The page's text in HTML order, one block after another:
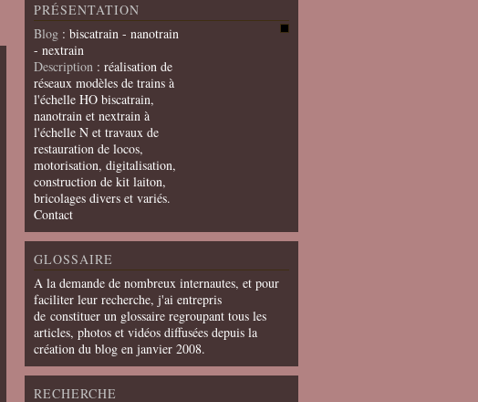
PRÉSENTATION
Blog : biscatrain - nanotrain
- nextrain
Description : réalisation de
réseaux modèles de trains à
l'échelle HO biscatrain,
nanotrain et nextrain à
l'échelle N et travaux de
restauration de locos,
motorisation, digitalisation,
construction de kit laiton,
bricolages divers et variés.
Contact
GLOSSAIRE
A la demande de nombreux internautes, et pour
faciliter leur recherche, j'ai entrepris
de constituer un glossaire regroupant tous les
articles, photos et vidéos diffusées depuis la
création du blog en janvier 2008.
RECHERCHE